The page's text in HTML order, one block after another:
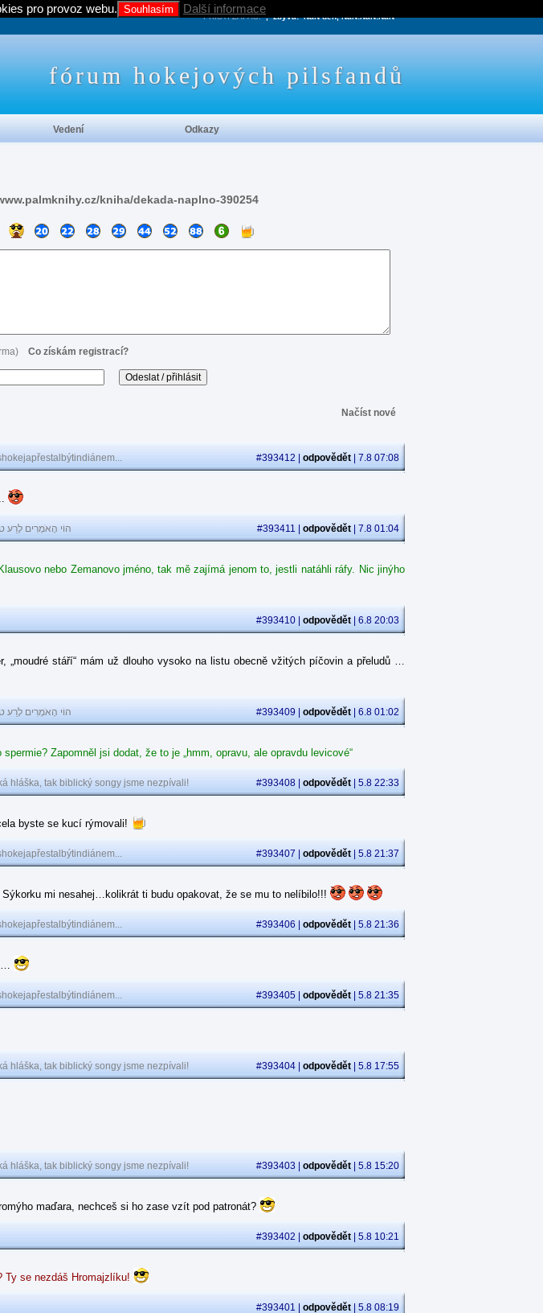
kniha/dekada-naplno-390254
Co získám registrací?
Načíst nové
#393412 | odpovědět | 7.8 07:08
הוֹי הָאֹמְרִים לָרַע #393411 | odpovědět | 7.8 01:04
nebo Zemanovo jméno, tak mě zajímá jenom to, jestli natáhli ráfy. Nic jinýho
#393410 | odpovědět | 6.8 20:03
„moudré stáří“ mám už dlouho vysoko na listu obecně vžitých píčovin a přeludů …
הוֹי הָאֹמְרִים לָרַע #393409 | odpovědět | 6.8 01:02
Zapomněl jsi dodat, že to je „hmm, opravu, ale opravdu levicové“
hláška, tak biblický songy jsme nezpívali! #393408 | odpovědět | 5.8 22:33
byste se kucí rýmovali!
#393407 | odpovědět | 5.8 21:37
Sýkorku mi nesahej…kolikrát ti budu opakovat, že se mu to nelíbilo!!!
#393406 | odpovědět | 5.8 21:36
#393405 | odpovědět | 5.8 21:35
hláška, tak biblický songy jsme nezpívali! #393404 | odpovědět | 5.8 17:55
hláška, tak biblický songy jsme nezpívali! #393403 | odpovědět | 5.8 15:20
maďara, nechceš si ho zase vzít pod patronát?
#393402 | odpovědět | 5.8 10:21
se nezdáš Hromajzlíku!
#393401 | odpovědět | 5.8 08:19
PRÍŠTÍ ZÁPAS:, zbývá:NaN den, NaN:NaN:NaN
fórum hokejových pilsfandů
Vedení Odkazy
pro provoz webu. Souhlasím Další informace